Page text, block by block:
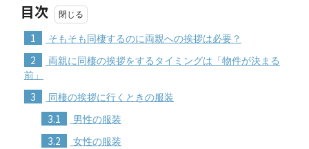
目次
1 そもそも同棲するのに両親への挨拶は必要？
2
両親に同棲の挨拶をするタイミングは「物件が決まる
前」
3 同棲の挨拶に行くときの服装
3.1 男性の服装
3.2 女性の服装